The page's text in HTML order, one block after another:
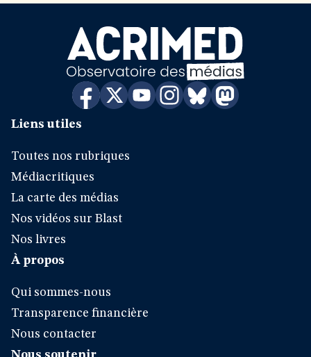
Liens utiles
Toutes nos rubriques
Médiacritiques
La carte des médias
Nos vidéos sur Blast
Nos livres
À propos
Qui sommes-nous
Transparence financière
Nous contacter